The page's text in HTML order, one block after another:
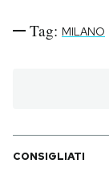
Tag: MILANO
CONSIGLIATI